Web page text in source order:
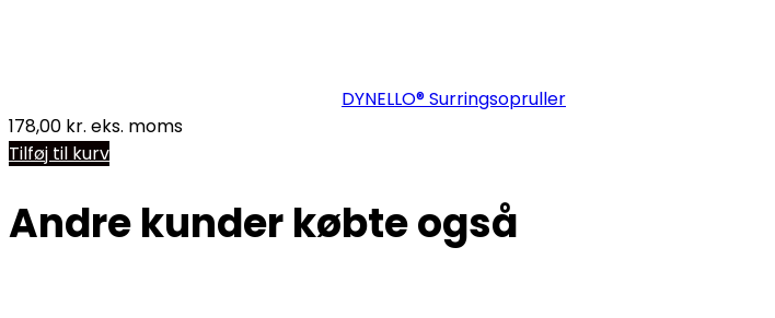
DYNELLO® Surringsopruller
178,00 kr. eks. moms
Tilføj til kurv
Andre kunder købte også